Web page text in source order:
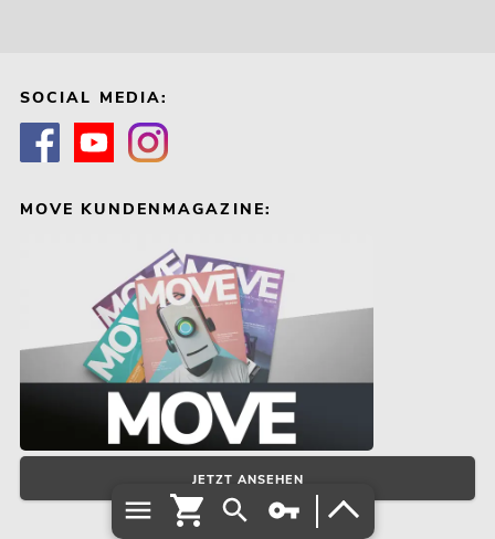
SOCIAL MEDIA:
MOVE KUNDENMAGAZINE:
JETZT ANSEHEN